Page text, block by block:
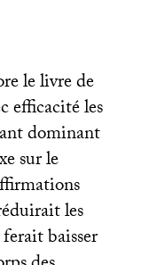
le livre de
efficacité les
dominant
sur le
les
baisser